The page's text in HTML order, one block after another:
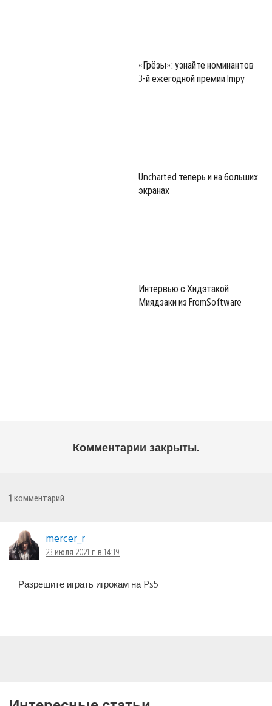
«Грёзы»: узнайте номинантов
3-й ежегодной премии Impy
Uncharted теперь и на больших
экранах
Интервью с Хидэтакой
Миядзаки из FromSoftware
Комментарии закрыты.
1 комментарий
mercer_r
23 июля 2021 г. в 14:19
Разрешите играть игрокам на Ps5